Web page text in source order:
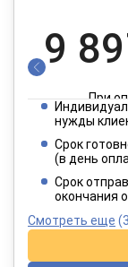
9
При
4
При
нужды
Срок
(в день
Срок
окончания
Смотреть еще